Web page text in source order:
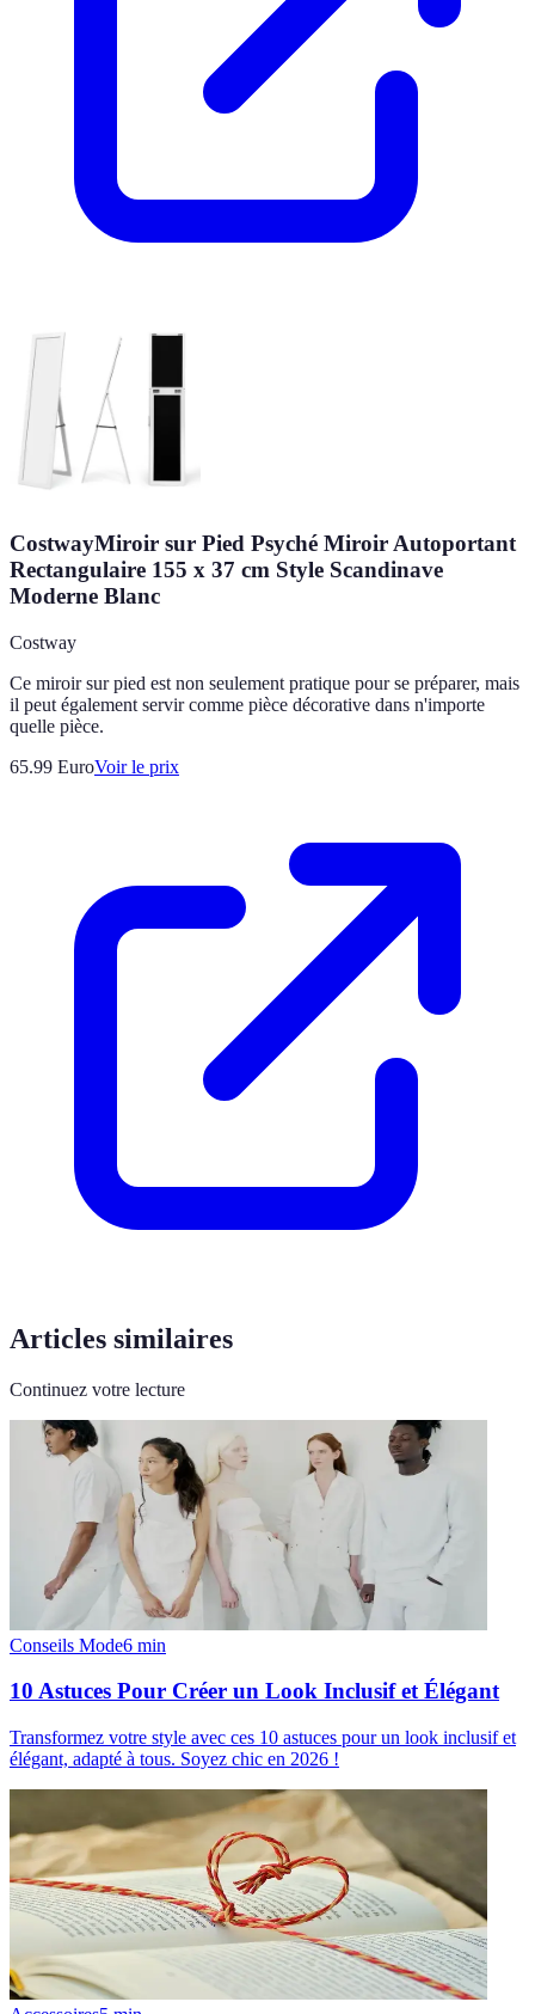
CostwayMiroir sur Pied Psyché Miroir Autoportant
Rectangulaire 155 x 37 cm Style Scandinave
Moderne Blanc
Costway
Ce miroir sur pied est non seulement pratique pour se préparer, mais
il peut également servir comme pièce décorative dans n'importe
quelle pièce.
65.99 EuroVoir le prix
Articles similaires
Continuez votre lecture
Conseils Mode6 min
10 Astuces Pour Créer un Look Inclusif et Élégant
Transformez votre style avec ces 10 astuces pour un look inclusif et
élégant, adapté à tous. Soyez chic en 2026 !